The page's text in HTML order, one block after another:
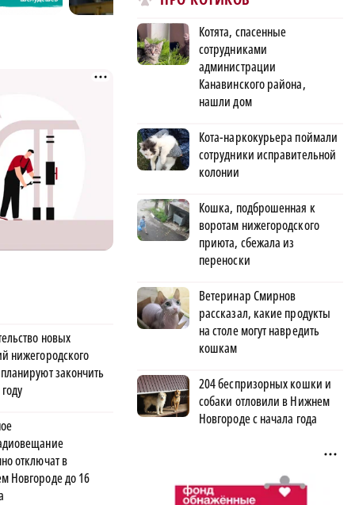
новых
нижегородского
закончить
отключат в
Новгороде до 16
Котята, спасенные
сотрудниками
администрации
Канавинского района,
нашли дом
Кота-наркокурьера поймали
сотрудники исправительной
колонии
Кошка, подброшенная к
воротам нижегородского
приюта, сбежала из
переноски
Ветеринар Смирнов
рассказал, какие продукты
на столе могут навредить
кошкам
204 беспризорных кошки и
собаки отловили в Нижнем
Новгороде с начала года